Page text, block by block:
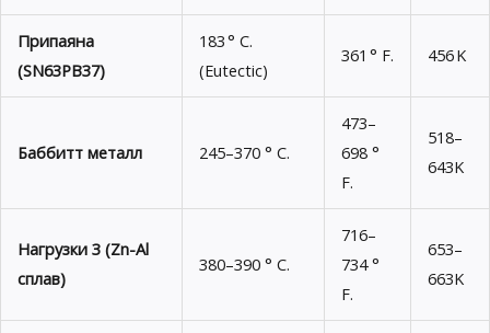
Припаяна
(SN63PB37)
183 ° C.
(Eutectic)
361 ° F. 456 K
Баббитт металл 245–370 ° C.
473–
698 °
F.
518–
643K
Нагрузки 3 (Zn-Al
сплав)
380–390 ° C.
716–
734 °
F.
653–
663K